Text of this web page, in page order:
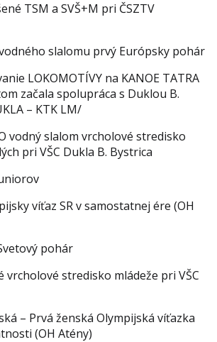
TSM a SVŠ+M pri ČSZTV
slalomu prvý Európsky pohár
LOKOMOTÍVY na KANOE TATRA
začala spolupráca s Duklou B.
– KTK LM/
vodný slalom vrcholové stredisko
pri VŠC Dukla B. Bystrica
víťaz SR v samostatnej ére (OH
pohár
vrcholové stredisko mládeže pri VŠC
– Prvá ženská Olympijská víťazka
(OH Atény)